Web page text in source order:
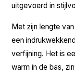
uitgevoerd in
Met zijn lengte van
een
verfijning. Het is
warm in de bas,